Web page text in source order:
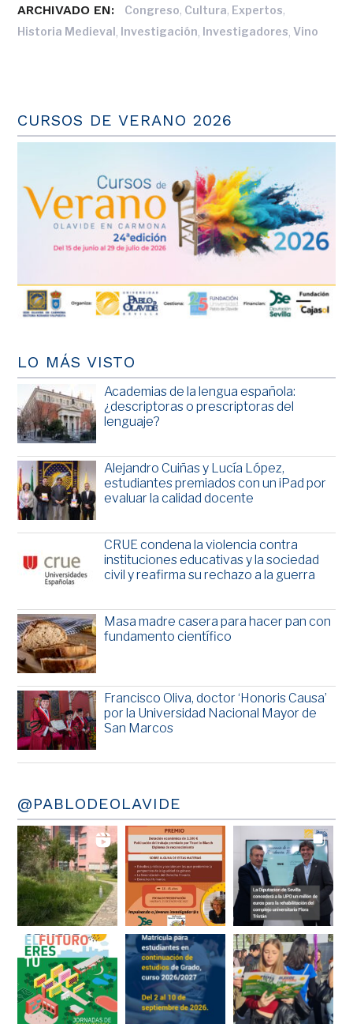
ARCHIVADO EN: Congreso, Cultura, Expertos,
Historia Medieval, Investigación, Investigadores,Vino
CURSOS DE VERANO 2026
LO MÁS VISTO
Academias de la lengua española:
¿descriptoras o prescriptoras del
lenguaje?
Alejandro Cuiñas y Lucía López,
estudiantes premiados con un iPad por
evaluar la calidad docente
CRUE condena la violencia contra
instituciones educativas y la sociedad
civil y reafirma su rechazo a la guerra
Masa madre casera para hacer pan con
fundamento científico
Francisco Oliva, doctor ‘Honoris Causa’
por la Universidad Nacional Mayor de
San Marcos
@PABLODEOLAVIDE